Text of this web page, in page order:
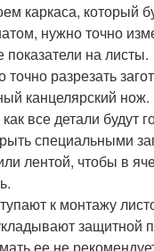
каркаса, который
нужно точно
показатели на листы.
разрезать
канцелярский нож.
все детали будут
специальными
лентой, чтобы в
к монтажу
защитной